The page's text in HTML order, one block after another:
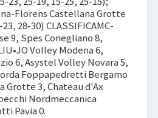
Florens Castellana Grotte
28-30) CLASSIFICAMC-
9, Spes Conegliano 8,
Volley Modena 6,
6, Asystel Volley Novara 5,
Foppapedretti Bergamo
Grotte 3, Chateau d'Ax
Nordmeccanica
Pavia 0.